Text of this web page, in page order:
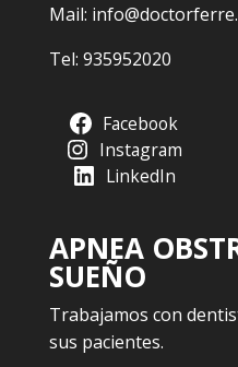
Mail:
Tel: 935952020
Facebook
Instagram
LinkedIn
APNEA
SUEÑO
Trabajamos con
sus pacientes.